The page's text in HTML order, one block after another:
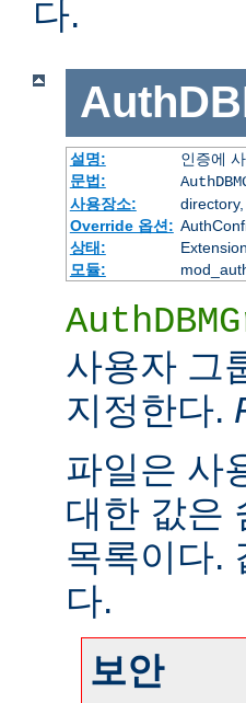
다.
설명:
인증에
문법:
사용장소:
Override 옵션:
상태:
Extension
모듈:
사용자 그
지정한다.
파일은 사
대한 값은
목록이다.
다.
보안